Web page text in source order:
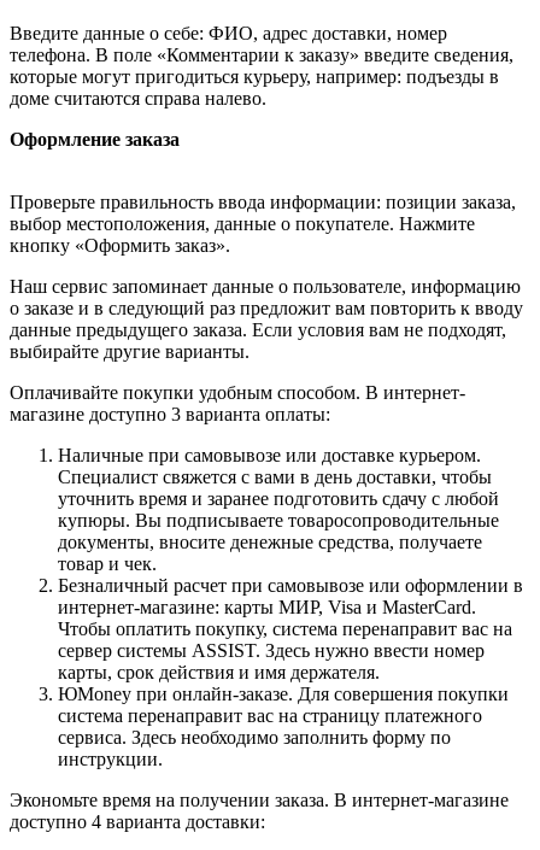
Введите данные о себе: ФИО, адрес доставки, номер
телефона. В поле «Комментарии к заказу» введите сведения,
которые могут пригодиться курьеру, например: подъезды в
доме считаются справа налево.
Оформление заказа
Проверьте правильность ввода информации: позиции заказа,
выбор местоположения, данные о покупателе. Нажмите
кнопку «Оформить заказ».
Наш сервис запоминает данные о пользователе, информацию
о заказе и в следующий раз предложит вам повторить к вводу
данные предыдущего заказа. Если условия вам не подходят,
выбирайте другие варианты.
Оплачивайте покупки удобным способом. В интернет-
магазине доступно 3 варианта оплаты:
Наличные при самовывозе или доставке курьером.
Специалист свяжется с вами в день доставки, чтобы
уточнить время и заранее подготовить сдачу с любой
купюры. Вы подписываете товаросопроводительные
документы, вносите денежные средства, получаете
товар и чек.
Безналичный расчет при самовывозе или оформлении в
интернет-магазине: карты МИР, Visa и MasterCard.
Чтобы оплатить покупку, система перенаправит вас на
сервер системы ASSIST. Здесь нужно ввести номер
карты, срок действия и имя держателя.
ЮMoney при онлайн-заказе. Для совершения покупки
система перенаправит вас на страницу платежного
сервиса. Здесь необходимо заполнить форму по
инструкции.
Экономьте время на получении заказа. В интернет-магазине
доступно 4 варианта доставки: